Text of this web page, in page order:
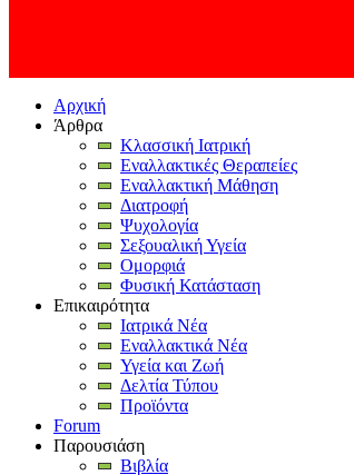
Αρχική
Άρθρα
Κλασσική Ιατρική
Εναλλακτικές Θεραπείες
Εναλλακτική Μάθηση
Διατροφή
Ψυχολογία
Σεξουαλική Υγεία
Ομορφιά
Φυσική Κατάσταση
Επικαιρότητα
Ιατρικά Νέα
Εναλλακτικά Νέα
Υγεία και Ζωή
Δελτία Τύπου
Προϊόντα
Forum
Παρουσιάση
Βιβλία